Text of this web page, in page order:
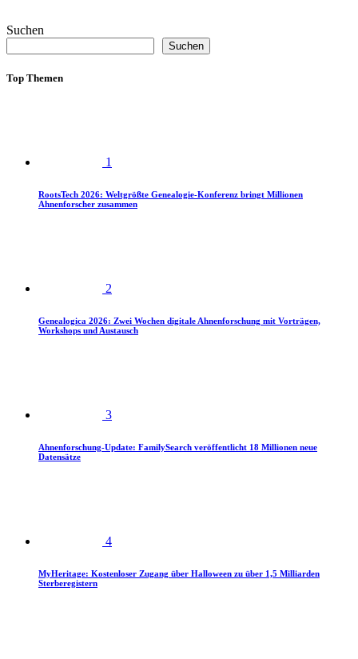
Suchen
Suchen
Top Themen
1
RootsTech 2026: Weltgrößte Genealogie-Konferenz bringt Millionen
Ahnenforscher zusammen
2
Genealogica 2026: Zwei Wochen digitale Ahnenforschung mit Vorträgen,
Workshops und Austausch
3
Ahnenforschung-Update: FamilySearch veröffentlicht 18 Millionen neue
Datensätze
4
MyHeritage: Kostenloser Zugang über Halloween zu über 1,5 Milliarden
Sterberegistern